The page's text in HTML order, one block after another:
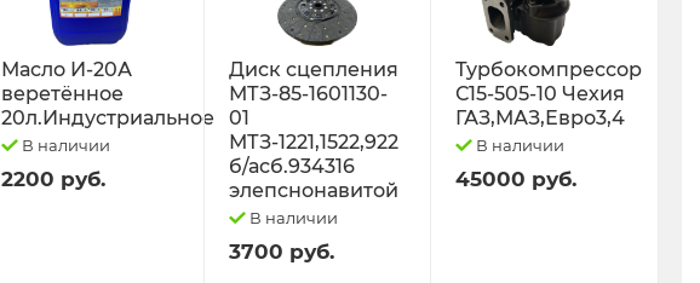
Масло И-20А
веретённое
20л.Индустриальное
В наличии
2200 руб.
Диск сцепления
МТЗ-85-1601130-
01
МТЗ-1221,1522,922
б/асб.934316
элепснонавитой
В наличии
3700 руб.
Турбокомпрессор
С15-505-10 Чехия
ГАЗ,МАЗ,Евро3,4
В наличии
45000 руб.